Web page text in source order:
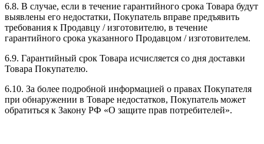
6.8. В случае, если в течение гарантийного срока Товара будут
выявлены его недостатки, Покупатель вправе предъявить
требования к Продавцу / изготовителю, в течение
гарантийного срока указанного Продавцом / изготовителем.
6.9. Гарантийный срок Товара исчисляется со дня доставки
Товара Покупателю.
6.10. За более подробной информацией о правах Покупателя
при обнаружении в Товаре недостатков, Покупатель может
обратиться к Закону РФ «О защите прав потребителей».